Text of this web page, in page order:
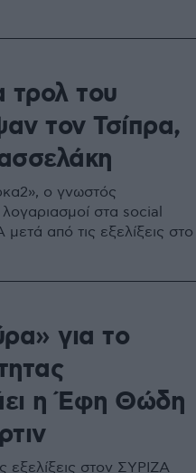
τρολ του
τον Τσίπρα,
ο γνωστός
στα social
από τις εξελίξεις στο
για το
η Έφη Θώδη
εξελίξεις στον ΣΥΡΙΖΑ